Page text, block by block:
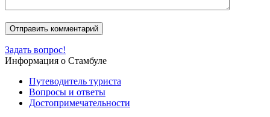
Задать вопрос!
Информация о Стамбуле
Путеводитель туриста
Вопросы и ответы
Достопримечательности